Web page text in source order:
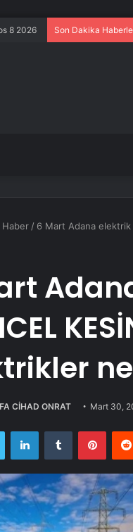
8 2026 Son Dakika
Haber / 6 Mart Adana elektrik
CİHAD ONRAT Mart 30,
Twitter LinkedInTumblr